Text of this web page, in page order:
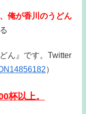
俺が香川のうどん
ん』です。Twitter
）
杯以上。